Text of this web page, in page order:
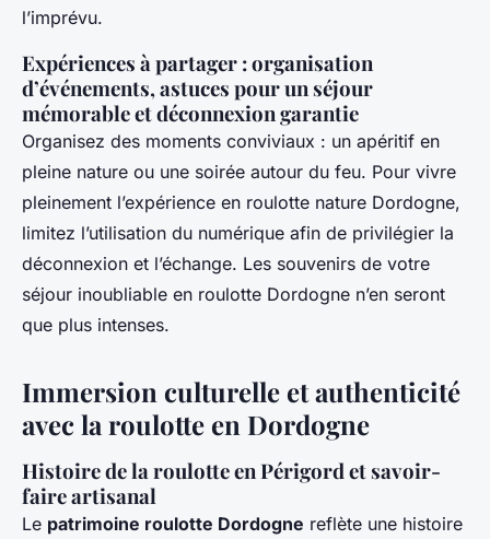
l’imprévu.
Expériences à partager : organisation
d’événements, astuces pour un séjour
mémorable et déconnexion garantie
Organisez des moments conviviaux : un apéritif en
pleine nature ou une soirée autour du feu. Pour vivre
pleinement l’expérience en roulotte nature Dordogne,
limitez l’utilisation du numérique afin de privilégier la
déconnexion et l’échange. Les souvenirs de votre
séjour inoubliable en roulotte Dordogne n’en seront
que plus intenses.
Immersion culturelle et authenticité
avec la roulotte en Dordogne
Histoire de la roulotte en Périgord et savoir-
faire artisanal
Le patrimoine roulotte Dordogne reflète une histoire